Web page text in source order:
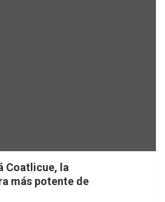
Coatlicue, la
más potente de